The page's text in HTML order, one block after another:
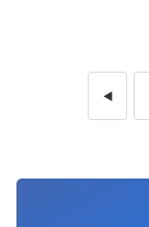
◄